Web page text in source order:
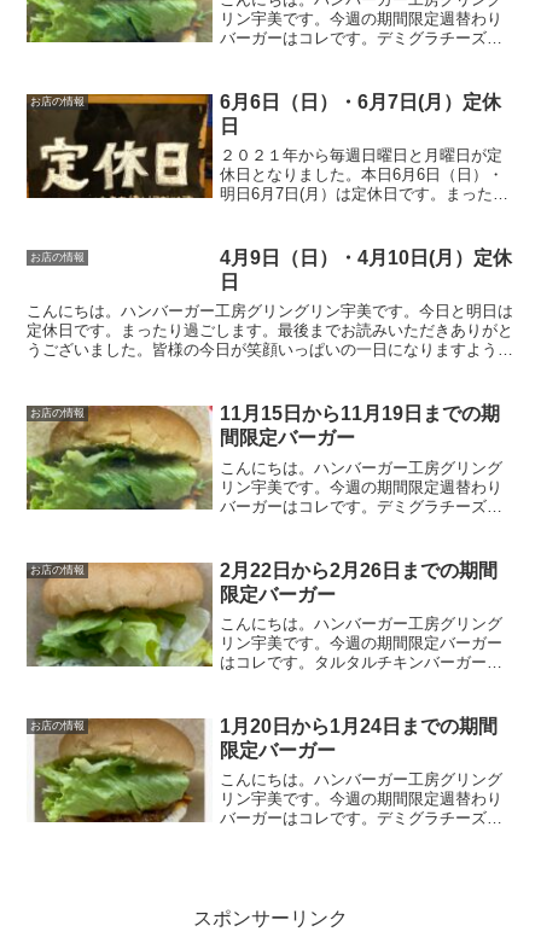
リン宇美です。今週の期間限定週替わり
バーガーはコレです。デミグラチーズバ
秘伝のデミグラスソースをかけレタスと
バンズで挟んだら美...
お店の情報
6月6日（日）・6月7日(月）定休
日
２０２１年から毎週日曜日と月曜日が定
休日となりました。本日6月6日（日）・
明日6月7日(月）は定休日です。まったり
日になりますように☺いってらっしゃ
い。
お店の情報
4月9日（日）・4月10日(月）定休
日
こんにちは。ハンバーガー工房グリングリン宇美です。今日と明日は
定休日です。まったり過ごします。最後までお読みいただきありがと
うございました。皆様の今日が笑顔いっぱいの一日になりますように
お店の情報
11月15日から11月19日までの期
間限定バーガー
こんにちは。ハンバーガー工房グリング
リン宇美です。今週の期間限定週替わり
バーガーはコレです。デミグラチーズバ
秘伝のデミグラスソースをかけレタスと
バンズで挟んだら美...
お店の情報
2月22日から2月26日までの期間
限定バーガー
こんにちは。ハンバーガー工房グリング
リン宇美です。今週の期間限定バーガー
はコレです。タルタルチキンバーガー６
ナルのタルタルソースには、なんと！高
菜漬けが入っています！ぜ...
お店の情報
1月20日から1月24日までの期間
限定バーガー
こんにちは。ハンバーガー工房グリング
リン宇美です。今週の期間限定週替わり
バーガーはコレです。デミグラチーズバ
スポンサーリンク